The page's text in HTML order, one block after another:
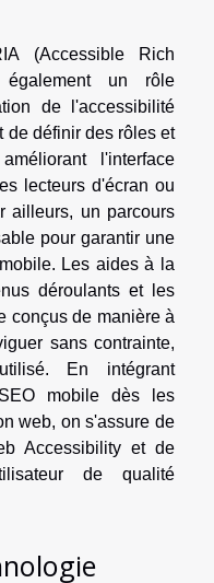
(Accessible Rich
également un rôle
de l'accessibilité
de définir des rôles et
l'interface
lecteurs d'écran ou
ailleurs, un parcours
pour garantir une
Les aides à la
déroulants et les
conçus de manière à
sans contrainte,
En intégrant
mobile dès les
web, on s'assure de
Accessibility et de
de qualité